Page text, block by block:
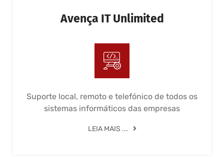
Avença IT Unlimited
Suporte local, remoto e telefónico de todos os
sistemas informáticos das empresas
LEIA MAIS ...